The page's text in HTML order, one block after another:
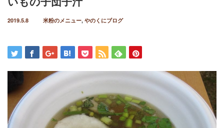
2019.5.8 米粉のメニュー, やのくにブログ